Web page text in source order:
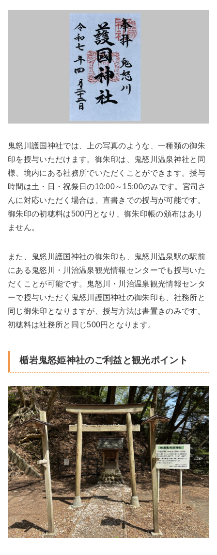
鬼怒川護国神社では、上の写真のような、一種類の御朱
印を授与いただけます。御朱印は、鬼怒川温泉神社と同
様、境内にある社務所でいただくことができます。授与
時間は土・日・祝祭日の10:00～15:00のみです。宮司さ
んに対応いただく場合は、直書きでの授与が可能です。
御朱印の初穂料は500円となり、御朱印帳の頒布はあり
ません。
また、鬼怒川護国神社の御朱印も、鬼怒川温泉駅の駅前
にある鬼怒川・川治温泉観光情報センターでも授与いた
だくことが可能です。鬼怒川・川治温泉観光情報センタ
ーで授与いただく鬼怒川護国神社の御朱印も、社務所と
同じ御朱印となりますが、授与方法は書置きのみです。
初穂料は社務所と同じ500円となります。
楯岩鬼怒姫神社のご利益と観光ポイント